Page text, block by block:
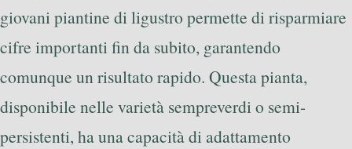
giovani piantine di ligustro permette di risparmiare
cifre importanti fin da subito, garantendo
comunque un risultato rapido. Questa pianta,
disponibile nelle varietà sempreverdi o semi-
persistenti, ha una capacità di adattamento